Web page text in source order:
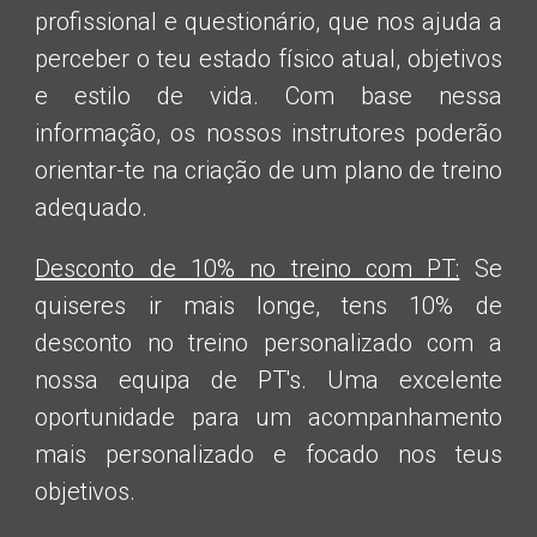
profissional e questionário, que nos ajuda a
perceber o teu estado físico atual, objetivos
e estilo de vida. Com base nessa
informação, os nossos instrutores poderão
orientar-te na criação de um plano de treino
adequado.
Desconto de 10% no treino com PT: Se
quiseres ir mais longe, tens 10% de
desconto no treino personalizado com a
nossa equipa de PT's. Uma excelente
oportunidade para um acompanhamento
mais personalizado e focado nos teus
objetivos.